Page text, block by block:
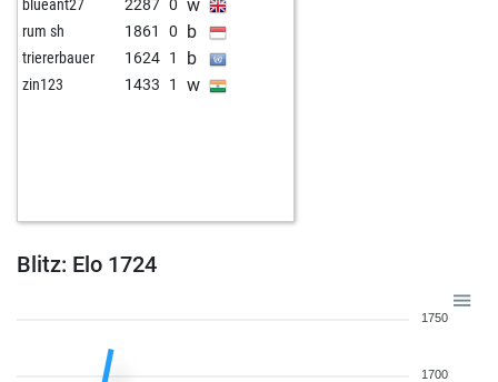
blueant27 2287 0 w
rum sh 1861 0 b
triererbauer 1624 1 b
zin123 1433 1 w
Blitz: Elo 1724
1750
1700